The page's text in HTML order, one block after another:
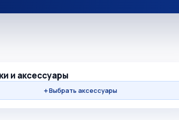
и аксессуары
＋Выбрать аксессуары